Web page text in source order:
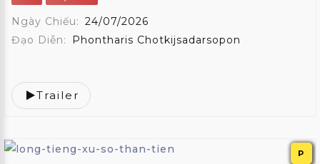
Ngày Chiếu: 24/07/2026
Đạo Diễn:
Phontharis Chotkijsadarsopon
Trailer
P